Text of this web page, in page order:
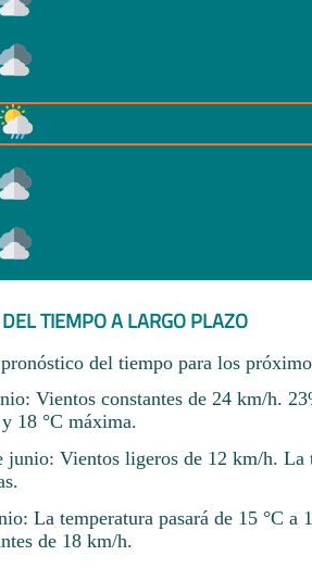
TIEMPO A LARGO PLAZO
del tiempo para los
Vientos constantes de 24 km/h.
18 °C máxima.
junio: Vientos ligeros de 12 km/h. La
La temperatura pasará de 15 °C
de 18 km/h.